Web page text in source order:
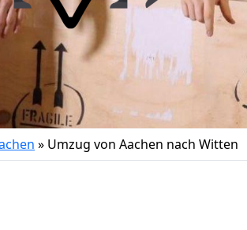
» Umzug von Aachen nach Witten